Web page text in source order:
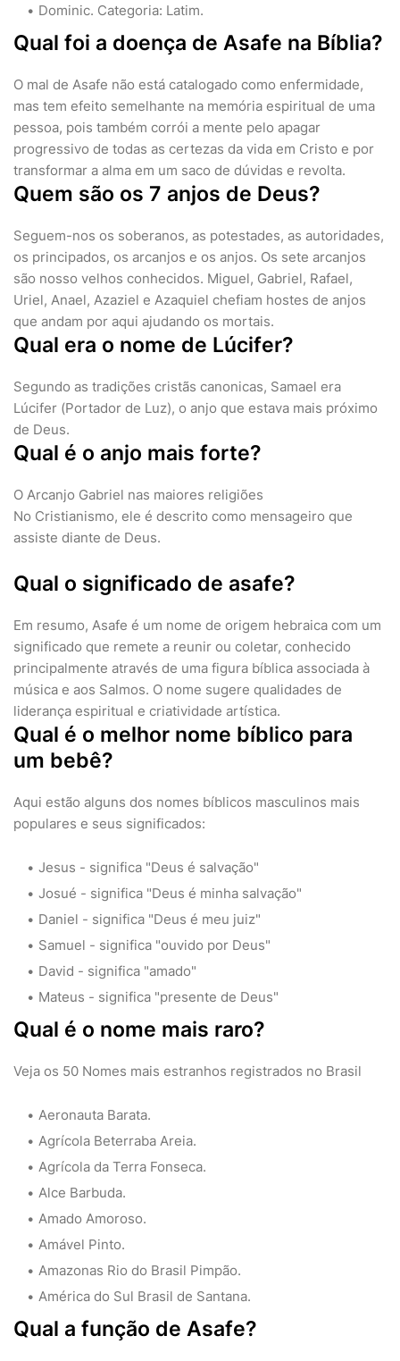
Dominic. Categoria: Latim.
Qual foi a doença de Asafe na Bíblia?
O mal de Asafe não está catalogado como enfermidade,
mas tem efeito semelhante na memória espiritual de uma
pessoa, pois também corrói a mente pelo apagar
progressivo de todas as certezas da vida em Cristo e por
transformar a alma em um saco de dúvidas e revolta.
Quem são os 7 anjos de Deus?
Seguem-nos os soberanos, as potestades, as autoridades,
os principados, os arcanjos e os anjos. Os sete arcanjos
são nosso velhos conhecidos. Miguel, Gabriel, Rafael,
Uriel, Anael, Azaziel e Azaquiel chefiam hostes de anjos
que andam por aqui ajudando os mortais.
Qual era o nome de Lúcifer?
Segundo as tradições cristãs canonicas, Samael era
Lúcifer (Portador de Luz), o anjo que estava mais próximo
de Deus.
Qual é o anjo mais forte?
O Arcanjo Gabriel nas maiores religiões
No Cristianismo, ele é descrito como mensageiro que
assiste diante de Deus.
Qual o significado de asafe?
Em resumo, Asafe é um nome de origem hebraica com um
significado que remete a reunir ou coletar, conhecido
principalmente através de uma figura bíblica associada à
música e aos Salmos. O nome sugere qualidades de
liderança espiritual e criatividade artística.
Qual é o melhor nome bíblico para
um bebê?
Aqui estão alguns dos nomes bíblicos masculinos mais
populares e seus significados:
Jesus - significa "Deus é salvação"
Josué - significa "Deus é minha salvação"
Daniel - significa "Deus é meu juiz"
Samuel - significa "ouvido por Deus"
David - significa "amado"
Mateus - significa "presente de Deus"
Qual é o nome mais raro?
Veja os 50 Nomes mais estranhos registrados no Brasil
Aeronauta Barata.
Agrícola Beterraba Areia.
Agrícola da Terra Fonseca.
Alce Barbuda.
Amado Amoroso.
Amável Pinto.
Amazonas Rio do Brasil Pimpão.
América do Sul Brasil de Santana.
Qual a função de Asafe?